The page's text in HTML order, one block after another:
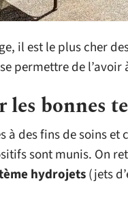
il est le plus cher
permettre de
les bonnes
à des fins de soins
sont munis. On
hydrojets(jets